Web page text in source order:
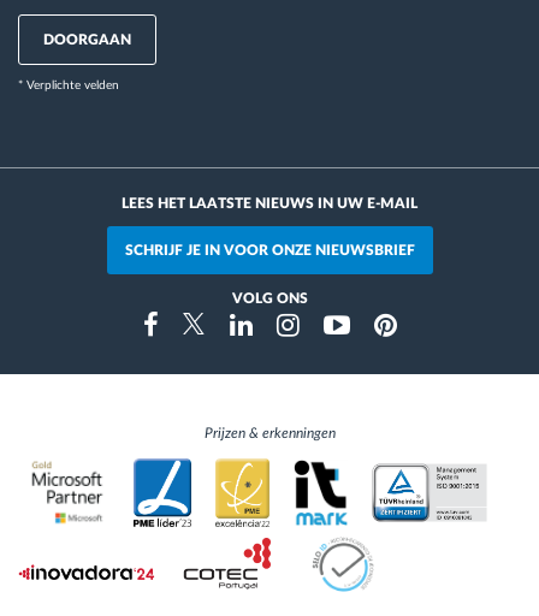
DOORGAAN
* Verplichte velden
LEES HET LAATSTE NIEUWS IN UW E-MAIL
SCHRIJF JE IN VOOR ONZE NIEUWSBRIEF
VOLG ONS
FacebookTwitterLinkedinInstragramYoutubePinterest
Prijzen & erkenningen